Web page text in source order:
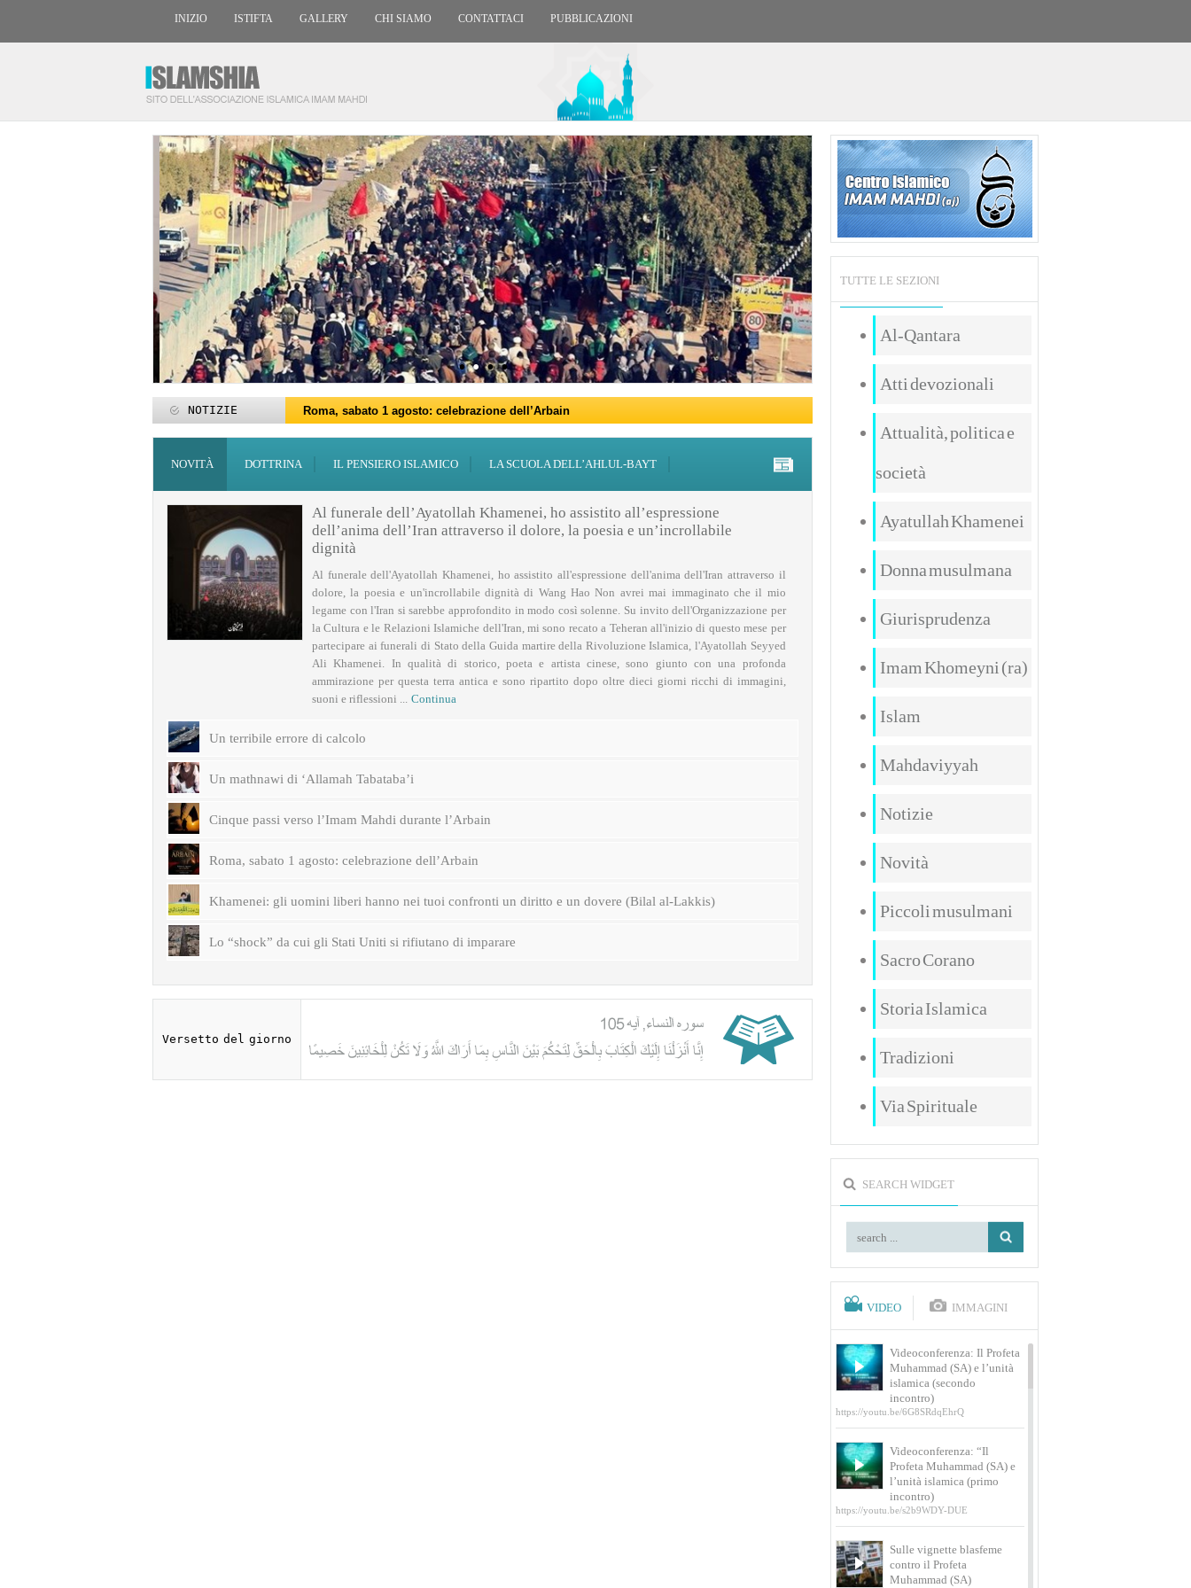
INIZIO ISTIFTA GALLERY CHI SIAMO CONTATTACI PUBBLICAZIONI
NOTIZIE
Roma, sabato 1 agosto: celebrazione dell’Arbain
Roma, 15-25 giugno: programmi per il mese di Muharram
Roma, sabato 6 giugno: Eid al-Ghadir
27 maggio: Eid al-Adha (Festa del Sacrificio)
‘Id al-Fitr sarà sabato 21 marzo
ZAKATUL-FITR 1447 – 2026
Programmi per la notte di Qadr a Roma
I programmi del Centro Islamico Imam Mahdi di Roma per il Ramadan
Domani giovedì 19 febbraio primo giorno di Ramadan
Roma, sabato 14 febbraio: docufilm “Rivoluzione”
NOVITÀ
DOTTRINA IL PENSIERO ISLAMICO LA SCUOLA DELL’AHLUL-BAYT
Al funerale dell’Ayatollah Khamenei, ho assistito all’espressione
dell’anima dell’Iran attraverso il dolore, la poesia e un’incrollabile
dignità
Al funerale dell'Ayatollah Khamenei, ho assistito all'espressione dell'anima dell'Iran attraverso il
dolore, la poesia e un'incrollabile dignità di Wang Hao Non avrei mai immaginato che il mio
legame con l'Iran si sarebbe approfondito in modo così solenne. Su invito dell'Organizzazione per
la Cultura e le Relazioni Islamiche dell'Iran, mi sono recato a Teheran all'inizio di questo mese per
partecipare ai funerali di Stato della Guida martire della Rivoluzione Islamica, l'Ayatollah Seyyed
Ali Khamenei. In qualità di storico, poeta e artista cinese, sono giunto con una profonda
ammirazione per questa terra antica e sono ripartito dopo oltre dieci giorni ricchi di immagini,
suoni e riflessioni ...
Continua
Un terribile errore di calcolo
Un mathnawi di ‘Allamah Tabataba’i
Cinque passi verso l’Imam Mahdi durante l’Arbain
Roma, sabato 1 agosto: celebrazione dell’Arbain
Khamenei: gli uomini liberi hanno nei tuoi confronti un diritto e un dovere (Bilal al-Lakkis)
Lo “shock” da cui gli Stati Uniti si rifiutano di imparare
Versetto del giorno
TUTTE LE SEZIONI
Al-Qantara
Atti devozionali
Attualità, politica e
società
Ayatullah Khamenei
Donna musulmana
Giurisprudenza
Imam Khomeyni (ra)
Islam
Mahdaviyyah
Notizie
Novità
Piccoli musulmani
Sacro Corano
Storia Islamica
Tradizioni
Via Spirituale
SEARCH WIDGET
VIDEO IMMAGINI
Videoconferenza: Il Profeta
Muhammad (SA) e l’unità
islamica (secondo
incontro)
https://youtu.be/6G8SRdqEhrQ
Videoconferenza: “Il
Profeta Muhammad (SA) e
l’unità islamica (primo
incontro)
https://youtu.be/s2b9WDY-DUE
Sulle vignette blasfeme
contro il Profeta
Muhammad (SA)